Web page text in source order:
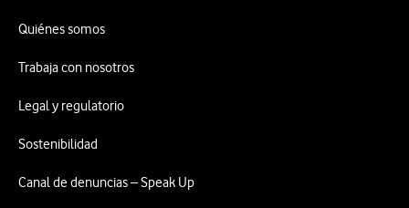
Quiénes somos
Trabaja con nosotros
Legal y regulatorio
Sostenibilidad
Canal de denuncias – Speak Up